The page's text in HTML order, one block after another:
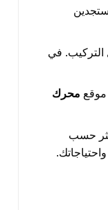
ستجدين
التركيب. في
موقع محرك
حسب